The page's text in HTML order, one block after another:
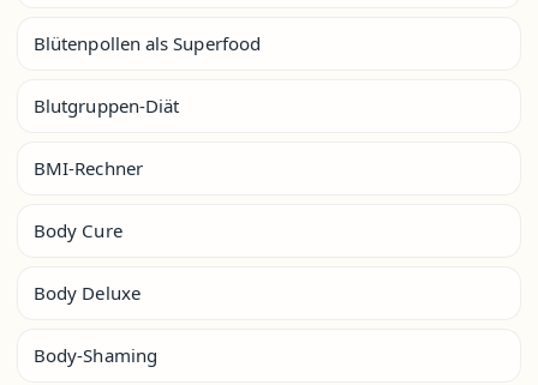
Blütenpollen als Superfood
Blutgruppen-Diät
BMI-Rechner
Body Cure
Body Deluxe
Body-Shaming